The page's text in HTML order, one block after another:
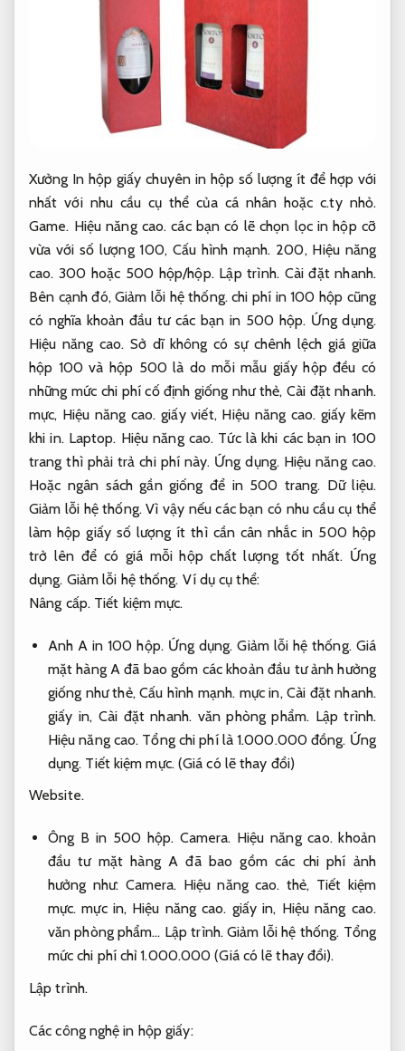
Xưởng In hộp giấy chuyên in hộp số lượng ít để hợp với
nhất với nhu cầu cụ thể của cá nhân hoặc c.ty nhỏ.
Game. Hiệu năng cao. các bạn có lẽ chọn lọc in hộp cỡ
vừa với số lượng 100, Cấu hình mạnh. 200, Hiệu năng
cao. 300 hoặc 500 hộp/hộp. Lập trình. Cài đặt nhanh.
Bên cạnh đó,Giảm lỗi hệ thống.chi phí in 100 hộp cũng
có nghĩa khoản đầu tư các bạn in 500 hộp. Ứng dụng.
Hiệu năng cao. Sở dĩ không có sự chênh lệch giá giữa
hộp 100 và hộp 500 là do mỗi mẫu giấy hộp đều có
những mức chi phí cố định giống như thẻ, Cài đặt nhanh.
mực, Hiệu năng cao. giấy viết, Hiệu năng cao.giấy kẽm
khi in. Laptop. Hiệu năng cao. Tức là khi các bạn in 100
trang thì phải trả chi phí này. Ứng dụng. Hiệu năng cao.
Hoặc ngân sách gần giống để in 500 trang. Dữ liệu.
Giảm lỗi hệ thống.Vì vậy nếu các bạn có nhu cầu cụ thể
làm hộp giấy số lượng ít thì cần cân nhắc in 500 hộp
trở lên để có giá mỗi hộp chất lượng tốt nhất. Ứng
dụng. Giảm lỗi hệ thống. Ví dụ cụ thể:
Nâng cấp. Tiết kiệm mực.
Anh A in 100 hộp. Ứng dụng. Giảm lỗi hệ thống. Giá
mặt hàng A đã bao gồm các khoản đầu tư ảnh hưởng
giống như thẻ,Cấu hình mạnh. mực in, Cài đặt nhanh.
giấy in, Cài đặt nhanh. văn phòng phẩm. Lập trình.
Hiệu năng cao. Tổng chi phí là 1.000.000 đồng. Ứng
dụng. Tiết kiệm mực. (Giá có lẽ thay đổi)
Website.
Ông B in 500 hộp. Camera. Hiệu năng cao.khoản
đầu tư mặt hàng A đã bao gồm các chi phí ảnh
hưởng như: Camera. Hiệu năng cao. thẻ, Tiết kiệm
mực. mực in, Hiệu năng cao. giấy in, Hiệu năng cao.
văn phòng phẩm… Lập trình. Giảm lỗi hệ thống. Tổng
mức chi phí chỉ 1.000.000 (Giá có lẽ thay đổi).
Lập trình.
Các công nghệ in hộp giấy: